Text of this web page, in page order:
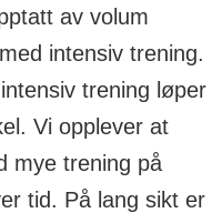
av volum
intensiv trening.
trening løper
Vi opplever at
mye trening på
tid. På lang sikt er